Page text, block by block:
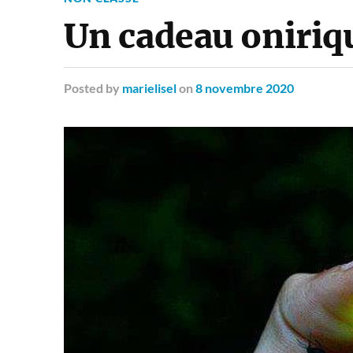
Un cadeau
Posted by marieliselon 8 novembre 2020